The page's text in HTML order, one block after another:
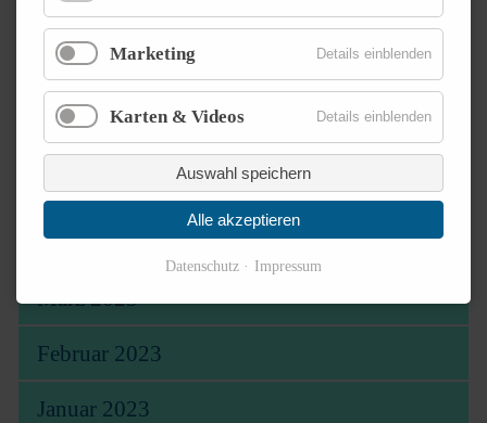
August 2023
Juli 2023
Juni 2023
Mai 2023
April 2023
März 2023
Februar 2023
Januar 2023
Marketing Details einblenden
Karten & Videos Details einblenden
Auswahl speichern
Alle akzeptieren
Datenschutz Impressum